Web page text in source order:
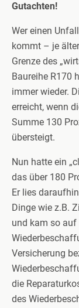
Gutachten!
Wer einen
kommt – je
Grenze des
Baureihe R170
immer wieder.
erreicht, wenn
Summe 130
übersteigt.
Nun hatte ein
das über 180
Er lies
Dinge wie z.B.
und kam so auf
Versicherung
die
des